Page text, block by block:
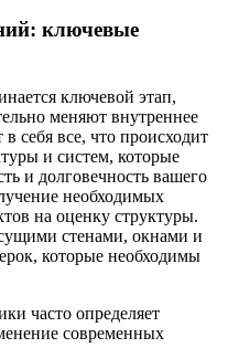
ключевые
ключевой этап,
меняют внутреннее
себя все, что происходит
и систем, которые
и долговечность вашего
необходимых
на оценку структуры.
стенами, окнами и
которые необходимы
часто определяет
современных